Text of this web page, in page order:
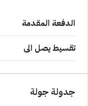
الدفعة المقدمة
تقسيط يصل الى
جدولة جولة